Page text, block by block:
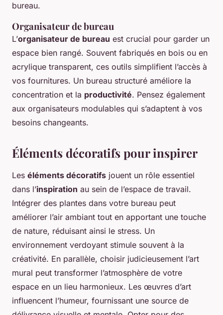
bureau.
Organisateur de bureau
L’organisateur de bureau est crucial pour garder un
espace bien rangé. Souvent fabriqués en bois ou en
acrylique transparent, ces outils simplifient l’accès à
vos fournitures. Un bureau structuré améliore la
concentration et la productivité. Pensez également
aux organisateurs modulables qui s’adaptent à vos
besoins changeants.
Éléments décoratifs pour inspirer
Les éléments décoratifs jouent un rôle essentiel
dans l’inspiration au sein de l’espace de travail.
Intégrer des plantes dans votre bureau peut
améliorer l’air ambiant tout en apportant une touche
de nature, réduisant ainsi le stress. Un
environnement verdoyant stimule souvent à la
créativité. En parallèle, choisir judicieusement l’art
mural peut transformer l’atmosphère de votre
espace en un lieu harmonieux. Les œuvres d’art
influencent l’humeur, fournissant une source de